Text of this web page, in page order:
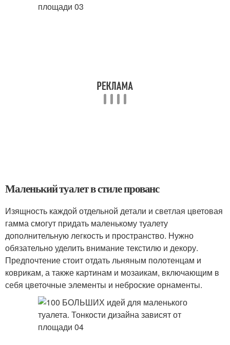
Маленький туалет в стиле прованс
Изящность каждой отдельной детали и светлая цветовая
гамма смогут придать маленькому туалету
дополнительную легкость и пространство. Нужно
обязательно уделить внимание текстилю и декору.
Предпочтение стоит отдать льняным полотенцам и
коврикам, а также картинам и мозаикам, включающим в
себя цветочные элементы и неброские орнаменты.